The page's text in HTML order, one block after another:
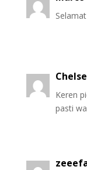
Keren
pasti